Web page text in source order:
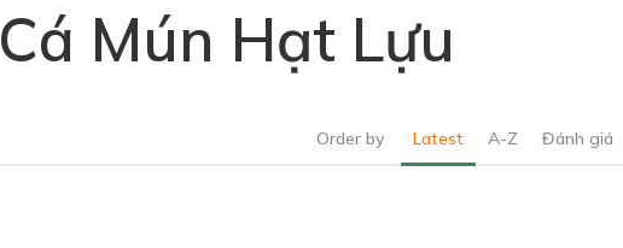
Cá Mún Hạt Lựu
Order by Latest A-Z Đánh giá